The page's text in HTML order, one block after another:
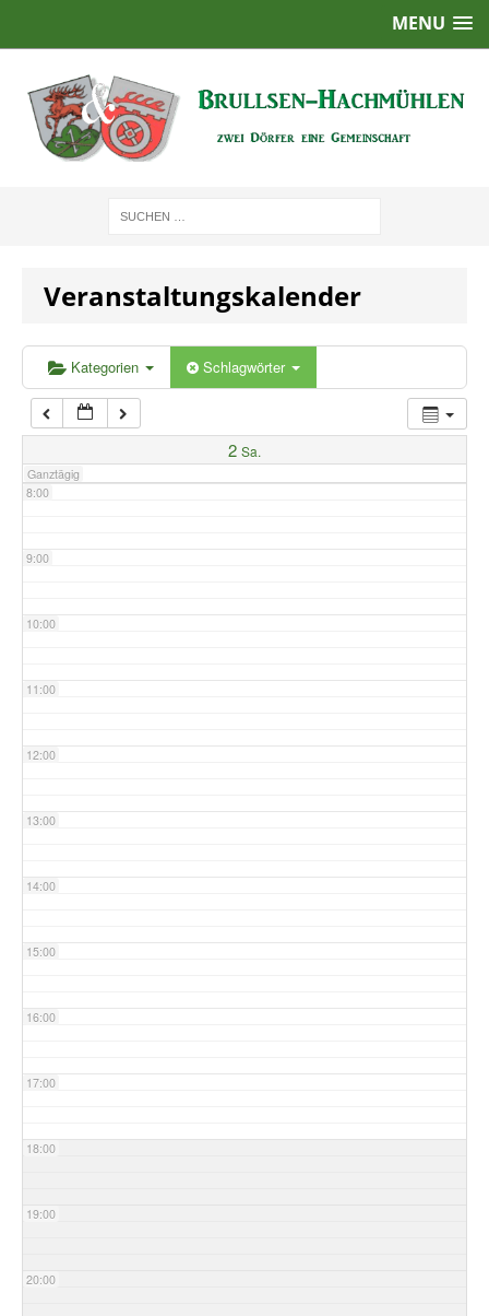
MENU
Veranstaltungskalender
Kategorien Schlagwörter
2 Sa.
Ganztägig
2:00
5:00
6:00
7:00
8:00
9:00
10:00
11:00
12:00
13:00
14:00
15:00
16:00
17:00
18:00
19:00
20:00